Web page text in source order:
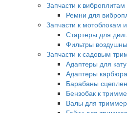
Запчасти к виброплитам
Ремни для
Запчасти к мотоблокам
Стартеры для
Фильтры
Запчасти к садовым
Адаптеры для
Адаптеры
Барабаны
Бензобак к
Валы для